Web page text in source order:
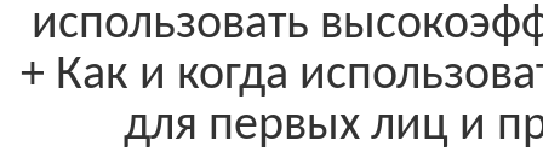
использовать
+ Как и когда
для первых лиц и